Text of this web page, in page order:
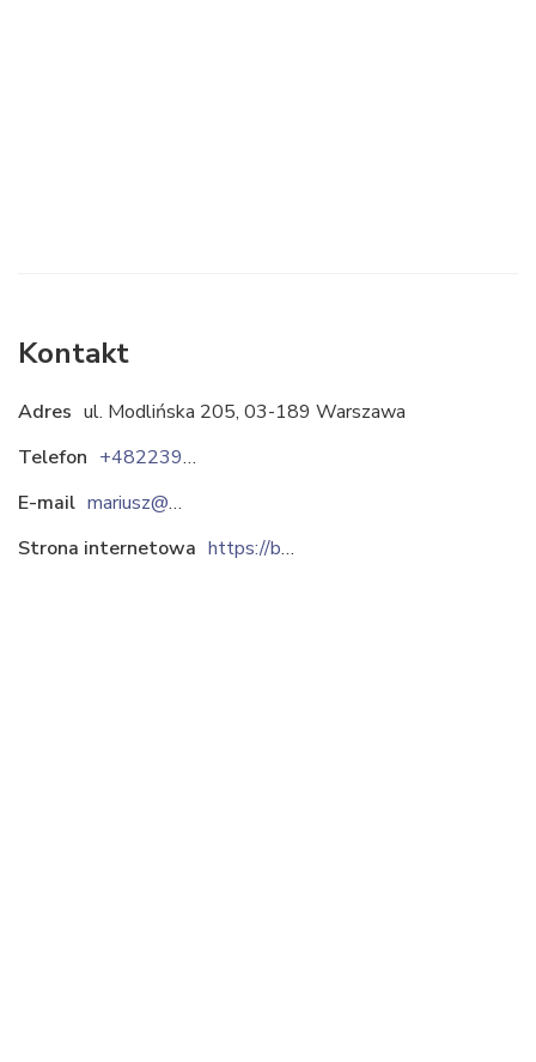
Kontakt
Adres ul. Modlińska 205, 03-189 Warszawa
Telefon
+48223927190
E-mail
mariusz@bmbtechnologie.pl
Strona internetowa
https://bmbtechnologie.pl